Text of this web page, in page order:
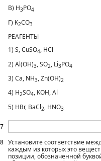
7
В) H3PO4
Г) K2CO3
РЕАГЕНТЫ
1) S, CuSO4, HCl
2) Al(OH)3, SO2, Li3PO4
3) Ca, NH3, Zn(OH)2
4) H2SO4, KOH, Al
5) HBr, BaCl2, HNO3
8 Установите соответствие
каждым из которых это
позиции, обозначенной